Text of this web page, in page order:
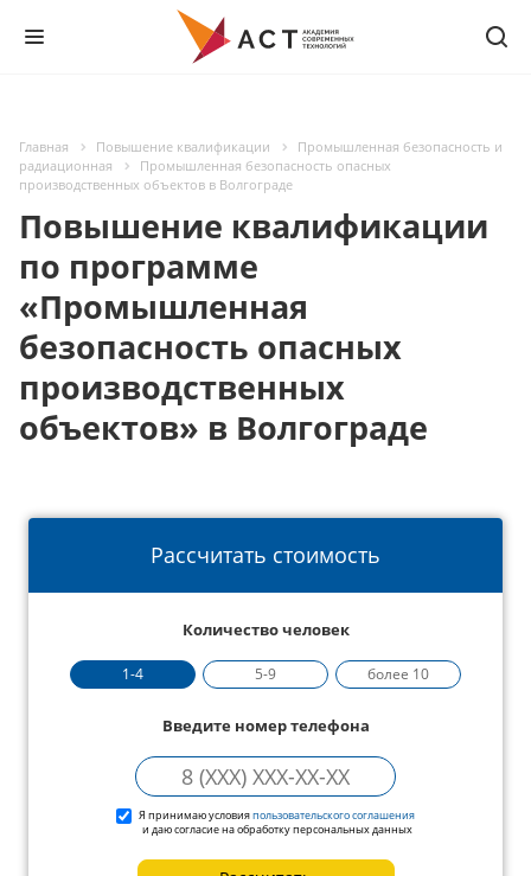
Главная Повышение квалификации
Промышленная безопасность и
радиационная
Промышленная безопасность опасных
производственных объектов в Волгограде
Повышение квалификации
по программе
«Промышленная
безопасность опасных
производственных
объектов» в Волгограде
Рассчитать стоимость
Количество человек
1-4 5-9 более 10
Введите номер телефона
Я принимаю условияпользовательского соглашения
и даю согласие на обработку персональных данных